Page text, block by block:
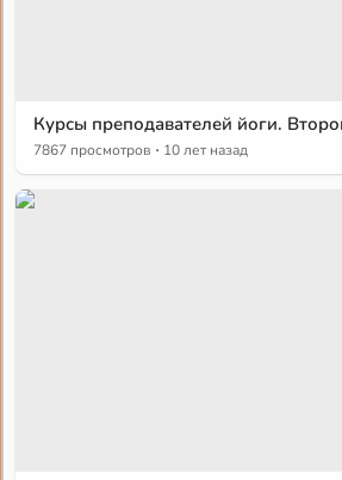
Курсы преподавателей йоги.
7867 просмотров · 10 лет назад